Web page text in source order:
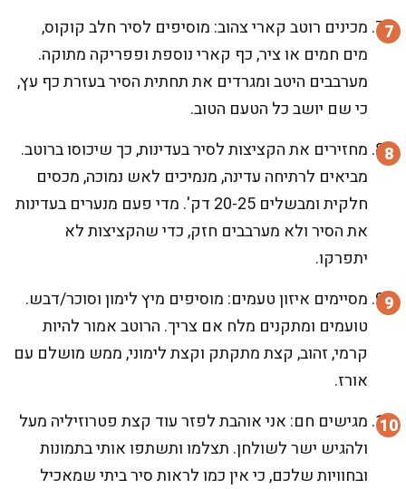
מכינים רוטב קארי צהוב: מוסיפים לסיר חלב קוקוס,
מים חמים או ציר, כף קארי נוספת ופפריקה מתוקה.
מערבבים היטב ומגרדים את תחתית הסיר בעזרת כף עץ,
כי שם יושב כל הטעם הטוב.
מחזירים את הקציצות לסיר בעדינות, כך שיכוסו ברוטב.
מביאים לרתיחה עדינה, מנמיכים לאש נמוכה, מכסים
חלקית ומבשלים 20-25 דק'. מדי פעם מנערים בעדינות
את הסיר ולא מערבבים חזק, כדי שהקציצות לא
יתפרקו.
מסיימים איזון טעמים: מוסיפים מיץ לימון וסוכר/דבש.
טועמים ומתקנים מלח אם צריך. הרוטב אמור להיות
קרמי, זהוב, קצת מתקתק וקצת לימוני, ממש מושלם עם
אורז.
מגישים חם: אני אוהבת לפזר עוד קצת פטרוזיליה מעל
ולהגיש ישר לשולחן. תצלמו ותשתפו אותי בתמונות
ובחוויות שלכם, כי אין כמו לראות סיר ביתי שמאכיל